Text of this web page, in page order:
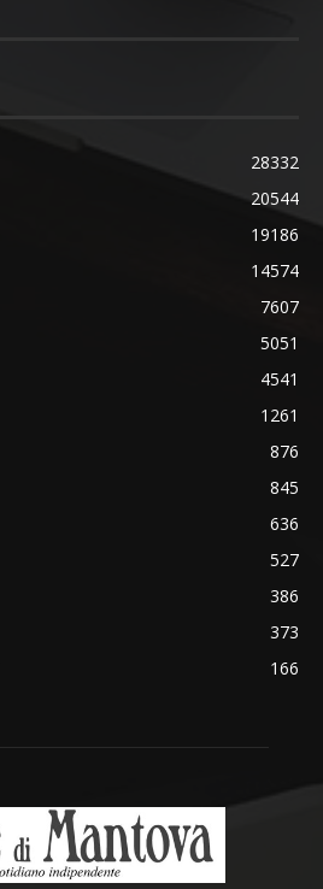
28332
20544
19186
14574
7607
5051
4541
1261
876
845
636
527
386
373
166